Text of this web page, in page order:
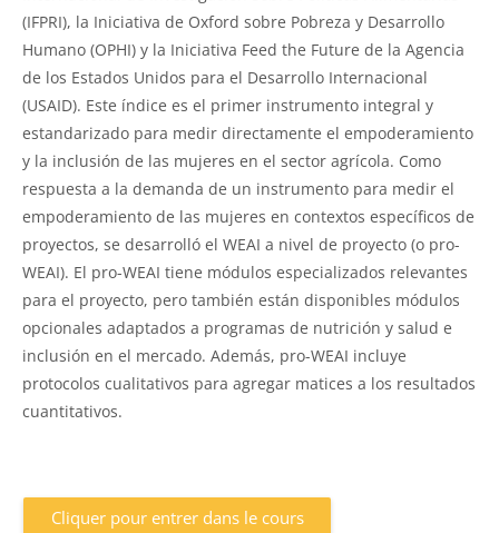
(IFPRI), la Iniciativa de Oxford sobre Pobreza y Desarrollo
Humano (OPHI) y la Iniciativa Feed the Future de la Agencia
de los Estados Unidos para el Desarrollo Internacional
(USAID). Este índice es el primer instrumento integral y
estandarizado para medir directamente el empoderamiento
y la inclusión de las mujeres en el sector agrícola. Como
respuesta a la demanda de un instrumento para medir el
empoderamiento de las mujeres en contextos específicos de
proyectos, se desarrolló el WEAI a nivel de proyecto (o pro-
WEAI). El pro-WEAI tiene módulos especializados relevantes
para el proyecto, pero también están disponibles módulos
opcionales adaptados a programas de nutrición y salud e
inclusión en el mercado. Además, pro-WEAI incluye
protocolos cualitativos para agregar matices a los resultados
cuantitativos.
Cliquer pour entrer dans le cours